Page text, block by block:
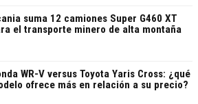
suma 12 camiones Super G460 XT
el transporte minero de alta montaña
WR-V versus Toyota Yaris Cross: ¿qué
ofrece más en relación a su precio?